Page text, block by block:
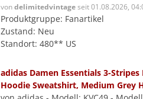
vondelimitedvintageseit 01.08.2026,
Produktgruppe: Fanartikel
Zustand: Neu
Standort: 480** US
adidas Damen Essentials 3-
Hoodie Sweatshirt, Medium Grey